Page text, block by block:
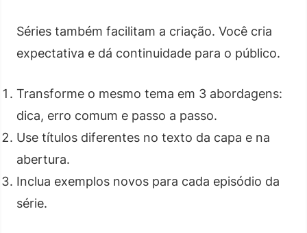
Séries também facilitam a criação. Você cria
expectativa e dá continuidade para o público.
Transforme o mesmo tema em 3 abordagens:
dica, erro comum e passo a passo.
Use títulos diferentes no texto da capa e na
abertura.
Inclua exemplos novos para cada episódio da
série.